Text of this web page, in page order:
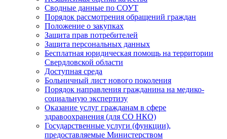
Сводные данные по СОУТ
Порядок рассмотрения обращений граждан
Положение о закупках
Защита прав потребителей
Защита персональных данных
Бесплатная юридическая помощь на территории
Свердловской области
Доступная среда
Больничный лист нового поколения
Порядок направления гражданина на медико-
социальную экспертизу
Оказание услуг гражданам в сфере
здравоохранения (для СО НКО)
Государственные услуги (функции),
предоставляемые Министерством